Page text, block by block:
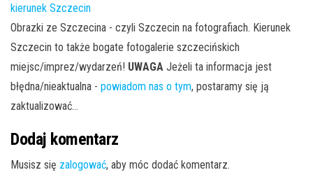
kierunek Szczecin
Obrazki ze Szczecina - czyli Szczecin na fotografiach. Kierunek
Szczecin to także bogate fotogalerie szczecińskich
miejsc/imprez/wydarzeń! UWAGA Jeżeli ta informacja jest
błędna/nieaktualna - powiadom nas o tym, postaramy się ją
zaktualizować...
Dodaj komentarz
Musisz się zalogować, aby móc dodać komentarz.